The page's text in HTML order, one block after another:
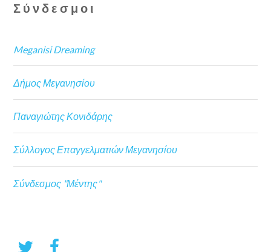
Σύνδεσμοι
Meganisi Dreaming
Δήμος Μεγανησίου
Παναγιώτης Κονιδάρης
Σύλλογος Επαγγελματιών Μεγανησίου
Σύνδεσμος "Μέντης"